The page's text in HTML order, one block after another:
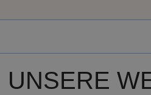
UNSERE